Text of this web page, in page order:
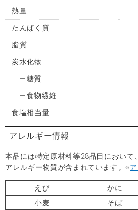
熱量
たんぱく質
脂質
炭水化物
糖質
食物繊維
食塩相当量
アレルギー情報
本品には特定原材料等28品目において
アレルギー物質が含まれています。※
えび かに
小麦
そば